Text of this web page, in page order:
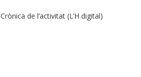
Crònica de l’activitat (L’H digital)